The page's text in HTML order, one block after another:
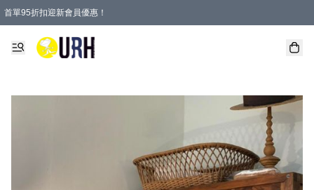
首單95折扣迎新會員優惠！
特選會員可享全單低至 95 折優惠！
單一訂單滿HKD600(澳門HKD800)包郵寄順豐送到家。